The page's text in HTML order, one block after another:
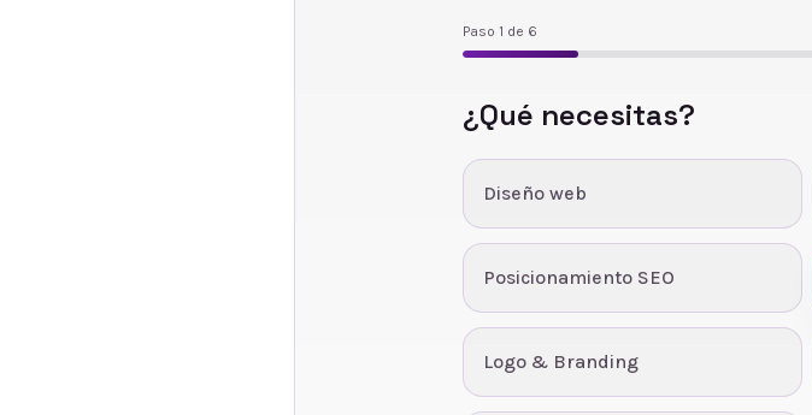
Paso 1 de 6
¿Qué necesitas?
Diseño web
Posicionamiento SEO
Logo & Branding